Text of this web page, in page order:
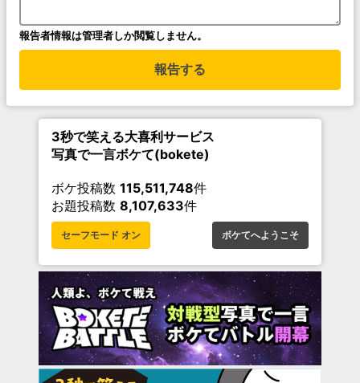
報告者情報は管理者しか閲覧しません。
報告する
3秒で笑える大喜利サービス
写真で一言ボケて(bokete)
ボケ投稿数 115,511,748件
お題投稿数 8,107,633件
セーフモード オン ボケてへようこそ